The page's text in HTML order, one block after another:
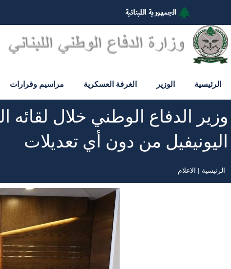
المحتوى
الرئيسي
الرئيسية الوزير الغرفة العسكرية مراسيم وقرارات
وزير الدفاع الوطني خلال
اليونيفيل من دون أي تعديلات
مسار
الرئيسية الاعلام